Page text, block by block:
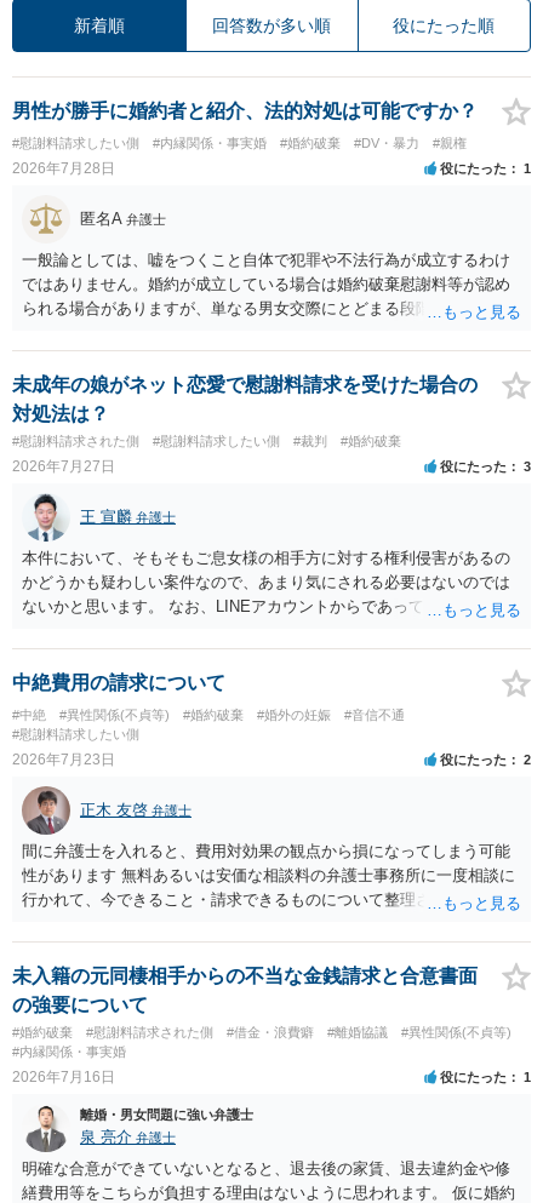
新着順 回答数が多い順 役にたった順
男性が勝手に婚約者と紹介、法的対処は可能ですか？
#慰謝料請求したい側 #内縁関係・事実婚 #婚約破棄 #DV・暴力 #親権
2026年7月28日 役にたった 1
匿名A 弁護士
一般論としては、嘘をつくこと自体で犯罪や不法行為が成立するわけ
ではありません。婚約が成立している場合は婚約破棄慰謝料等が認め
られる場合がありますが、単なる男女交際にとどまる段階の場合、独
慰謝料は生じないことが多いと思われます。 お怒りはごもっともです
が、仮に交際を進めたとしても後に相手を信頼できなくなる可能性が
高かったということですので、むしろ結婚しなくてよかったと割り切
って、交際を終わらせるのがよいと思います。
未成年の娘がネット恋愛で慰謝料請求を受けた場合の
対処法は？
#慰謝料請求された側 #慰謝料請求したい側 #裁判 #婚約破棄
2026年7月27日 役にたった 3
王 宣麟 弁護士
本件において、そもそもご息女様の相手方に対する権利侵害があるの
かどうかも疑わしい案件なので、あまり気にされる必要はないのでは
ないかと思います。 なお、LINEアカウントからであっても、そこに紐
るパターンはありえるものの、本件のような精神的損害が発生したと
明確にいえないような案件において開示がなされる可能性も低いので
中絶費用の請求について
#中絶 #異性関係(不貞等) #婚約破棄 #婚外の妊娠
#音信不通
#慰謝料請求したい側
2026年7月23日 役にたった 2
正木 友啓 弁護士
間に弁護士を入れると、費用対効果の観点から損になってしまう可能
性があります 無料あるいは安価な相談料の弁護士事務所に一度相談に
行かれて、今できること・請求できるものについて整理されるのがよ
未入籍の元同棲相手からの不当な金銭請求と合意書面
の強要について
#婚約破棄 #慰謝料請求された側 #借金・浪費癖 #離婚協議
#異性関係(不貞等)
#内縁関係・事実婚
2026年7月16日 役にたった 1
離婚・男女問題に強い弁護士
泉 亮介 弁護士
明確な合意ができていないとなると、退去後の家賃、退去違約金や修
繕費用等をこちらが負担する理由はないように思われます。 仮に婚約